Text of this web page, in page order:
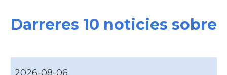
Darreres 10 noticies sobre